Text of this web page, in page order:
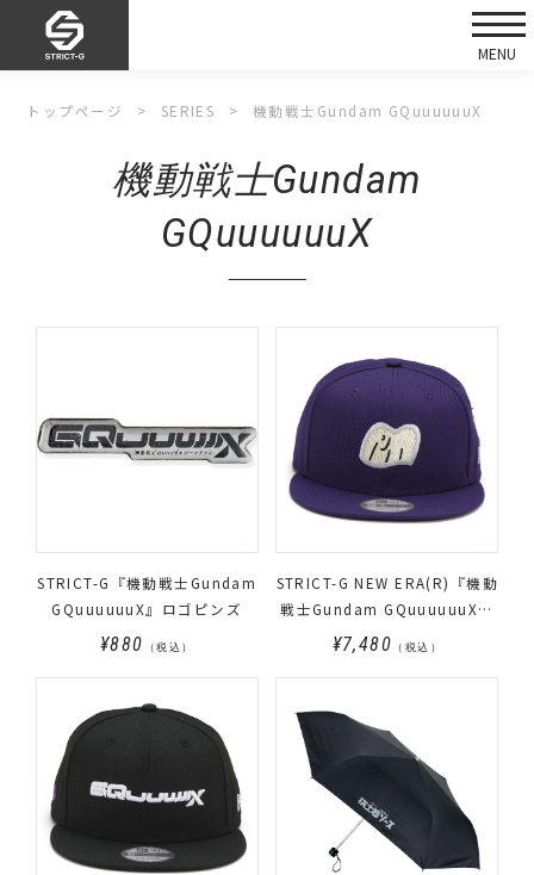
トップページ SERIES 機動戦士Gundam GQuuuuuuX
機動戦士Gundam
GQuuuuuuX
STRICT-G『機動戦士Gundam
GQuuuuuuX』ロゴピンズ
¥880 （税込）
STRICT-G NEW ERA(R)『機動
戦士Gundam GQuuuuuuX』
9FIFTY(TM) マチュ(ピンズ付
¥7,480 （税込）